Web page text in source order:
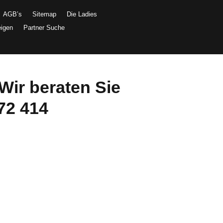
AGB’s Sitemap
Die Ladies
Partner Suche
beraten Sie
414